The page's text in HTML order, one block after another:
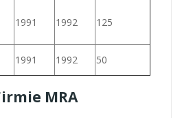
1991 1992 125
1991 1992 50
MRA